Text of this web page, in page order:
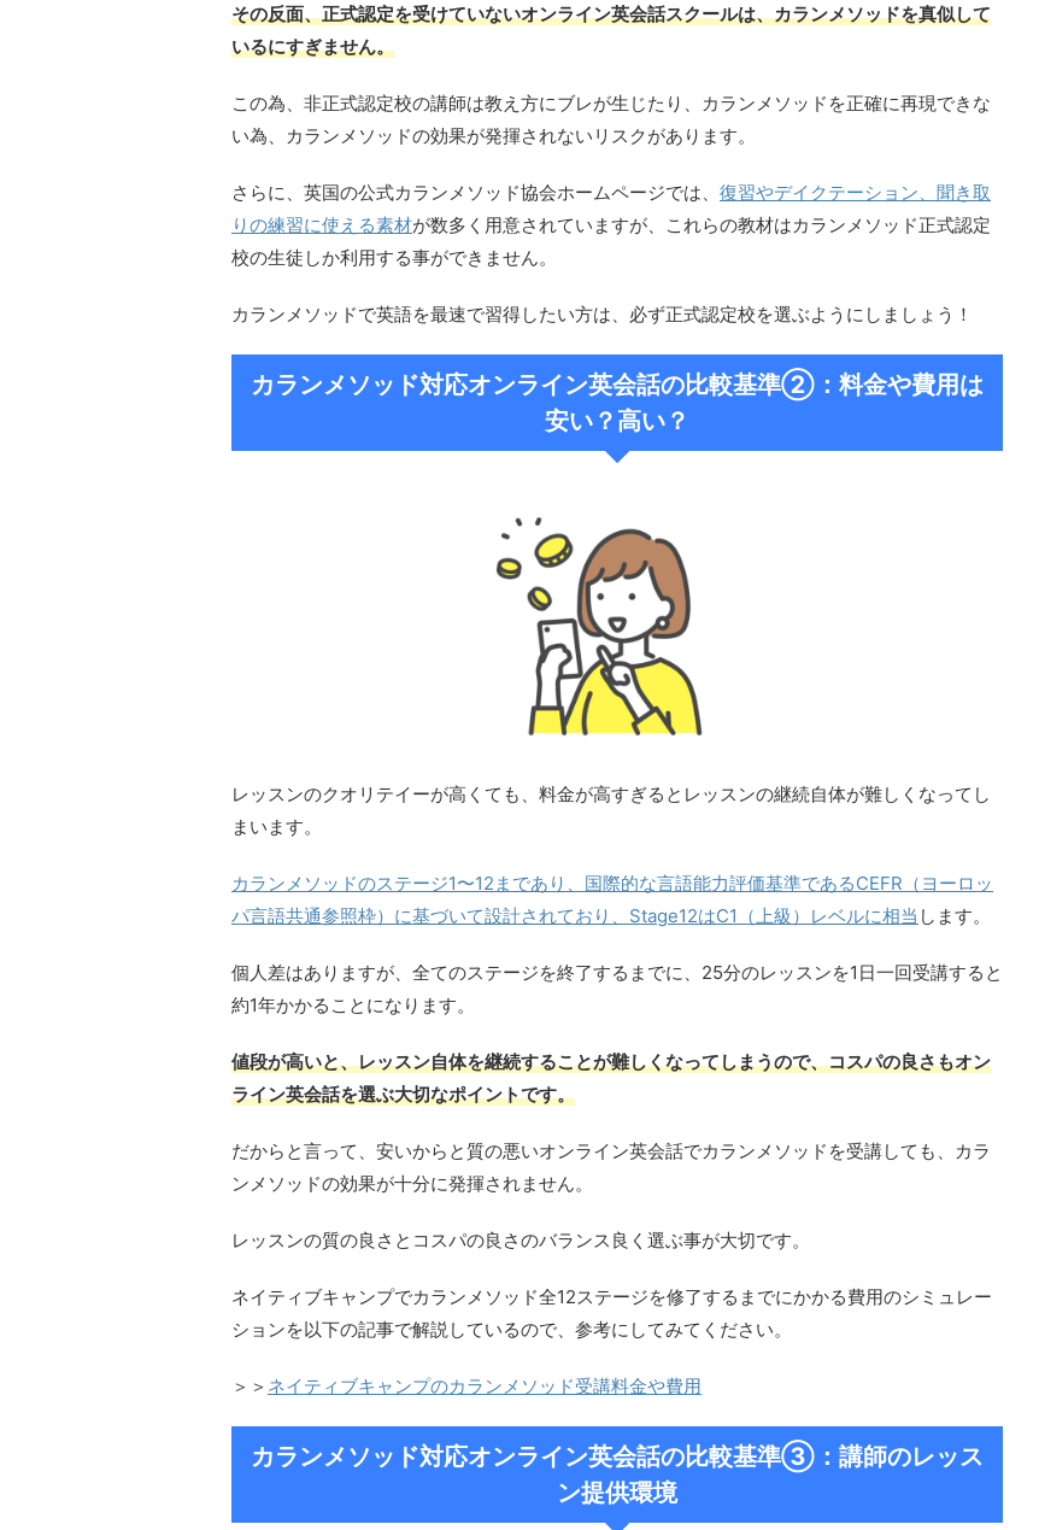
その反面、正式認定を受けていないオンライン英会話スクールは、カランメソッドを真似して
いるにすぎません。
この為、非正式認定校の講師は教え方にブレが生じたり、カランメソッドを正確に再現できな
い為、カランメソッドの効果が発揮されないリスクがあります。
さらに、英国の公式カランメソッド協会ホームページでは、 復習やデイクテーション、聞き取
りの練習に使える素材が数多く用意されていますが、これらの教材はカランメソッド正式認定
校の生徒しか利用する事ができません。
カランメソッドで英語を最速で習得したい方は、必ず正式認定校を選ぶようにしましょう！
カランメソッド対応オンライン英会話の比較基準②：料金や費用は
安い？高い？
レッスンのクオリテイーが高くても、料金が高すぎるとレッスンの継続自体が難しくなってし
まいます。
カランメソッドのステージ1〜12まであり、国際的な言語能力評価基準であるCEFR（ヨーロッ
パ言語共通参照枠）に基づいて設計されており、Stage12はC1（上級）レベルに相当 します。
個人差はありますが、全てのステージを終了するまでに、25分のレッスンを1日一回受講すると
約1年かかることになります。
値段が高いと、レッスン自体を継続することが難しくなってしまうので、コスパの良さもオン
ライン英会話を選ぶ大切なポイントです。
だからと言って、安いからと質の悪いオンライン英会話でカランメソッドを受講しても、カラ
ンメソッドの効果が十分に発揮されません。
レッスンの質の良さとコスパの良さのバランス良く選ぶ事が大切です。
ネイティブキャンプでカランメソッド全12ステージを修了するまでにかかる費用のシミュレー
ションを以下の記事で解説しているので、参考にしてみてください。
＞＞ ネイティブキャンプのカランメソッド受講料金や費用
カランメソッド対応オンライン英会話の比較基準③：講師のレッス
ン提供環境